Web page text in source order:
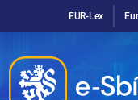
EUR-Lex